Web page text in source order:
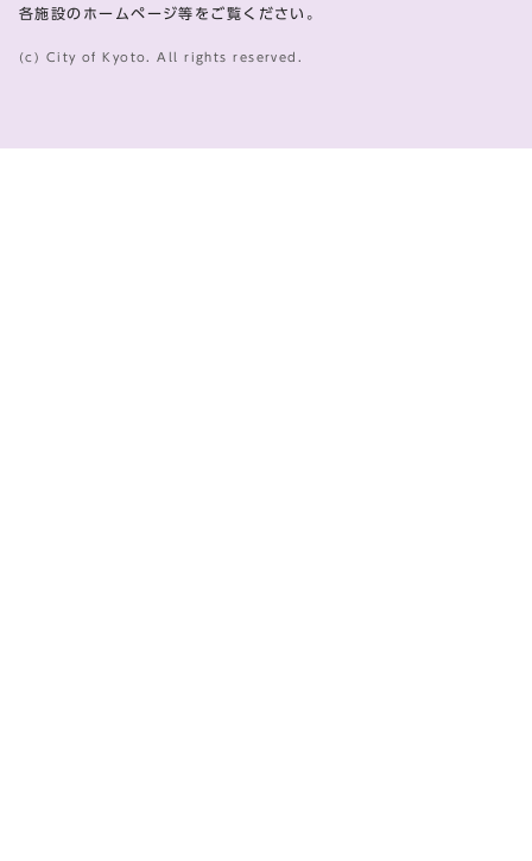
各施設のホームページ等をご覧ください。
(c) City of Kyoto. All rights reserved.